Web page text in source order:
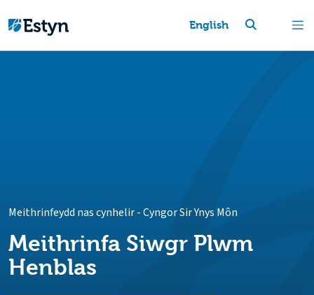
English
Meithrinfeydd nas cynhelir-Cyngor Sir Ynys Môn
Meithrinfa Siwgr Plwm
Henblas